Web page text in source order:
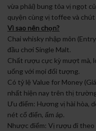
vừa phải) bung tỏa vị ngọt
quyện cùng vị toffee và
Vì sao nên chọn?
Chai whisky nhập môn
đầu chơi Single Malt.
Chất rượu cực kỳ mượt mà,
uống với mọi đối tượng.
Có tỷ lệ Value for Money
nhất hiện nay trên thị
Ưu điểm: Hương vị hài hòa,
nét cổ điển, ấm áp.
Nhược điểm: Vị rượu đi